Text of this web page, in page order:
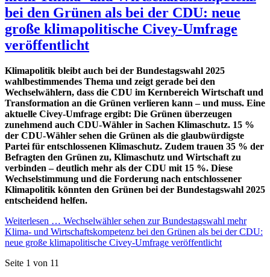
bei den Grünen als bei der CDU: neue
große klimapolitische Civey-Umfrage
veröffentlicht
Klimapolitik bleibt auch bei der Bundestagswahl 2025
wahlbestimmendes Thema und zeigt gerade bei den
Wechselwählern, dass die CDU im Kernbereich Wirtschaft und
Transformation an die Grünen verlieren kann – und muss. Eine
aktuelle Civey-Umfrage ergibt: Die Grünen überzeugen
zunehmend auch CDU-Wähler in Sachen Klimaschutz. 15 %
der CDU-Wähler sehen die Grünen als die glaubwürdigste
Partei für entschlossenen Klimaschutz. Zudem trauen 35 % der
Befragten den Grünen zu, Klimaschutz und Wirtschaft zu
verbinden – deutlich mehr als der CDU mit 15 %. Diese
Wechselstimmung und die Forderung nach entschlossener
Klimapolitik könnten den Grünen bei der Bundestagswahl 2025
entscheidend helfen.
Weiterlesen … Wechselwähler sehen zur Bundestagswahl mehr
Klima- und Wirtschaftskompetenz bei den Grünen als bei der CDU:
neue große klimapolitische Civey-Umfrage veröffentlicht
Seite 1 von 11